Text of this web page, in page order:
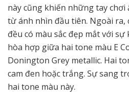
này cũng khiến những tay chơi
từ ánh nhìn đầu tiên. Ngoài ra,
đều có màu sắc đẹp mắt với
hòa hợp giữa hai tone màu E
Donington Grey metallic. Hai
cam đen hoặc trắng. Sự sang
hai tone màu này.